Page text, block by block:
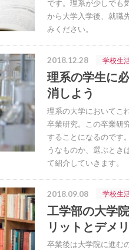
です。理系が少しでも
から大学入学後、就職
みください。
2018.12.28 学校生
理系の学生に
消しよう
理系の大学においてこ
卒業研究。この卒業研
することになるのです
うなものか、選ぶとき
て紹介していきます。
2018.09.08 学校生
工学部の大学
リットとデメ
卒業後は大学院に進む